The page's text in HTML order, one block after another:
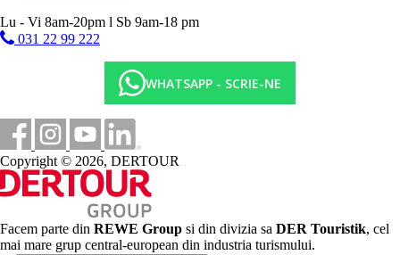
Activitati sportive contra cost
snorkelling
sau international
bar langa piscina
Categoria oficiala
4 stele
Site web
https://aonang.glowhotels.com/
Lu - Vi 8am-20pm l Sb 9am-18 pm
031 22 99 222
WHATSAPP - SCRIE-NE
Copyright © 2026, DERTOUR
Facem parte din REWE Group si din divizia sa DER Touristik, cel
mai mare grup central-european din industria turismului.